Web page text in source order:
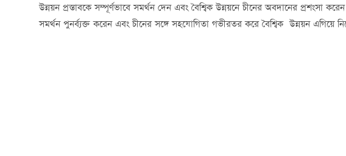
উন্নয়ন প্রস্তাবকে সম্পূর্ণভাবে সমর্থন দেন এবং বৈশ্বিক উন্নয়নে চীনের অবদানের প্রশংসা
সমর্থন পুনর্ব্যক্ত করেন এবং চীনের সঙ্গে সহযোগিতা গভীরতর করে বৈশ্বিক উন্নয়ন